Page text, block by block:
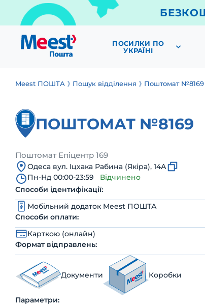
ПОСИЛКИ ПО
УКРАЇНІ
Meest ПОШТА Пошук відділення Поштомат №8169
ПОШТОМАТ №8169
Поштомат Епіцентр 169
Одеса вул. Іцхака Рабина (Якіра), 14А
Пн-Нд 00:00-23:59
Відчинено
Способи ідентифікації:
Мобільний додаток Meest ПОШТА
Способи оплати:
Карткою (онлайн)
Формат відправлень:
Документи Коробки
Параметри: